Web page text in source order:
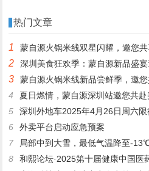
热门文章
1 蒙自源火锅米线双星闪耀，邀您共
2 深圳美食狂欢季：蒙自源新品盛
3
蒙自源火锅米线新品尝鲜季，邀您
4
夏日燃情，蒙自源深圳站邀您共赴
5
深圳外地车2025年4月26日周六限
6
外卖平台启动应急预案
7
局部中到大雪，最低气温降至-13℃，济南
8
和熙论坛·2025第十届健康中国医